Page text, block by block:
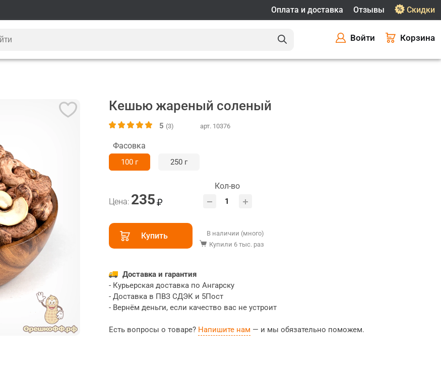
Скидки
Отзывы
Оплата и доставка
Войти Корзина
Кешью жареный соленый
5 (3) арт. 10376
Фасовка
100 г 250 г
Цена: 235
Кол-во
Купить
В наличии (много)
Купили 6 тыс. раз
Доставка и гарантия
- Курьерская доставка по Ангарску
- Доставка в ПВЗ СДЭК и 5Пост
- Вернём деньги, если качество вас не устроит
Есть вопросы о товаре? Напишите нам — и мы обязательно поможем.